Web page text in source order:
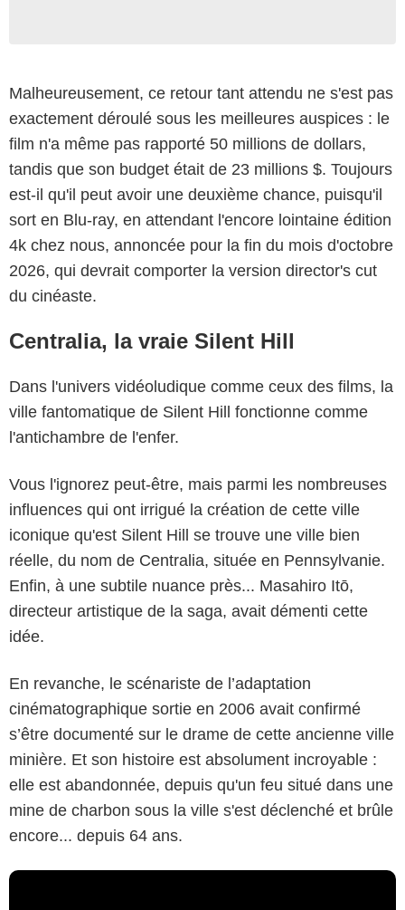
Malheureusement, ce retour tant attendu ne s'est pas
exactement déroulé sous les meilleures auspices : le
film n'a même pas rapporté 50 millions de dollars,
tandis que son budget était de 23 millions $. Toujours
est-il qu'il peut avoir une deuxième chance, puisqu'il
sort en Blu-ray, en attendant l'encore lointaine édition
4k chez nous, annoncée pour la fin du mois d'octobre
2026, qui devrait comporter la version director's cut
du cinéaste.
Centralia, la vraie Silent Hill
Dans l'univers vidéoludique comme ceux des films, la
ville fantomatique de Silent Hill fonctionne comme
l'antichambre de l'enfer.
Vous l'ignorez peut-être, mais parmi les nombreuses
influences qui ont irrigué la création de cette ville
iconique qu'est Silent Hill se trouve une ville bien
réelle, du nom de Centralia, située en Pennsylvanie.
Enfin, à une subtile nuance près... Masahiro Itō,
directeur artistique de la saga, avait démenti cette
idée.
En revanche, le scénariste de l’adaptation
cinématographique sortie en 2006 avait confirmé
s’être documenté sur le drame de cette ancienne ville
minière. Et son histoire est absolument incroyable :
elle est abandonnée, depuis qu'un feu situé dans une
mine de charbon sous la ville s'est déclenché et brûle
encore... depuis 64 ans.